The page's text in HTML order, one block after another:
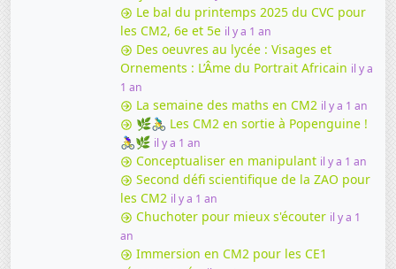
Le bal du printemps 2025 du CVC pour
les CM2, 6e et 5e il y a 1 an
Des oeuvres au lycée : Visages et
Ornements : L’Âme du Portrait Africain il y a
1 an
La semaine des maths en CM2 il y a 1 an
🌿🚴‍♂️ Les CM2 en sortie à Popenguine !
🚴‍♀️🌿 il y a 1 an
Conceptualiser en manipulant il y a 1 an
Second défi scientifique de la ZAO pour
les CM2 il y a 1 an
Chuchoter pour mieux s'écouter il y a 1
an
Immersion en CM2 pour les CE1